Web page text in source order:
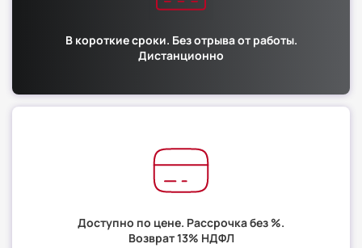
В короткие сроки. Без отрыва от работы.
Дистанционно
Доступно по цене. Рассрочка без %.
Возврат 13% НДФЛ